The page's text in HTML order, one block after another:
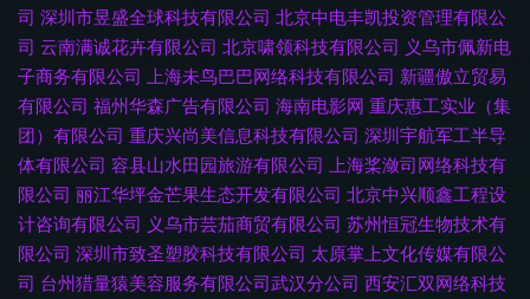
司 深圳市昱盛全球科技有限公司 北京中电丰凯投资管理有限公
司 云南满诚花卉有限公司 北京啸领科技有限公司 义乌市佩新电
子商务有限公司 上海未鸟巴巴网络科技有限公司 新疆傲立贸易
有限公司 福州华森广告有限公司 海南电影网 重庆惠工实业（集
团）有限公司 重庆兴尚美信息科技有限公司 深圳宇航军工半导
体有限公司 容县山水田园旅游有限公司 上海桨潋司网络科技有
限公司 丽江华坪金芒果生态开发有限公司 北京中兴顺鑫工程设
计咨询有限公司 义乌市芸茄商贸有限公司 苏州恒冠生物技术有
限公司 深圳市致圣塑胶科技有限公司 太原掌上文化传媒有限公
司 台州猎量猿美容服务有限公司武汉分公司 西安汇双网络科技